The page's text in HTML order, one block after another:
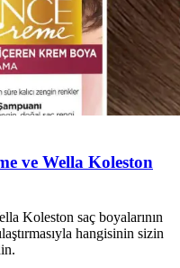
ve Wella Koleston
Koleston saç boyalarının
hangisinin sizin